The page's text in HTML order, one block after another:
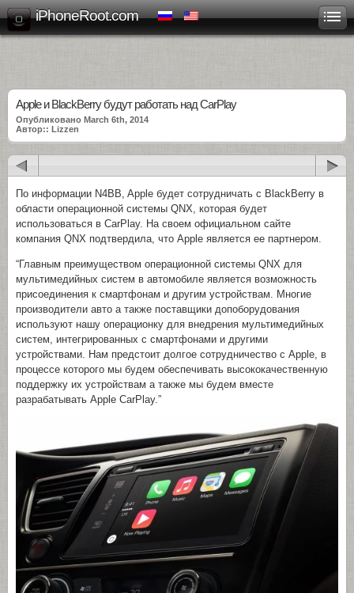
iPhoneRoot.com
Apple и BlackBerry будут работать над CarPlay
Опубликовано March 6th, 2014
Автор:: Lizzen
По информации N4BB, Apple будет сотрудничать с BlackBerry в
области операционной системы QNX, которая будет
использоваться в CarPlay. На своем официальном сайте
компания QNX подтвердила, что Apple является ее партнером.
“Главным преимуществом операционной системы QNX для
мультимедийных систем в автомобиле является возможность
присоединения к смартфонам и другим устройствам. Многие
производители авто а также поставщики допоборудования
используют нашу операционку для внедрения мультимедийных
систем, интегрированных с смартфонами и другими
устройствами. Нам предстоит долгое сотрудничество с Apple, в
процессе которого мы будем обеспечивать высококачественную
поддержку их устройствам а также мы будем вместе
разрабатывать Apple CarPlay.”